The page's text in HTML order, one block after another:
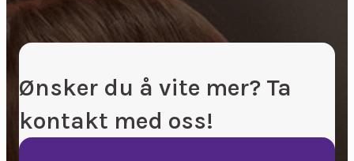
Ønsker du å vite mer? Ta
kontakt med oss!